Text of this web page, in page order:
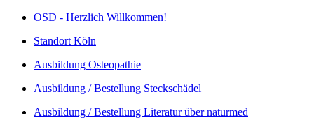
OSD - Herzlich Willkommen!
Standort Köln
Ausbildung Osteopathie
Ausbildung / Bestellung Steckschädel
Ausbildung / Bestellung Literatur über naturmed